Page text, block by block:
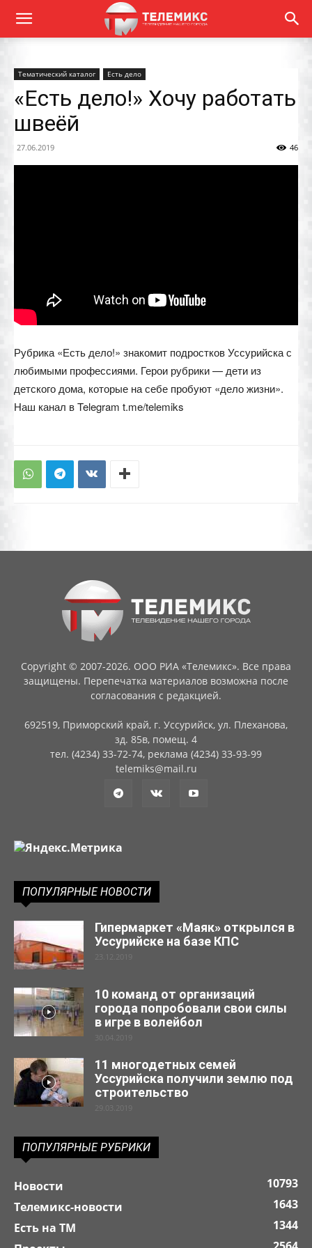
Тематический каталог Есть дело
«Есть дело!» Хочу работать
швеёй
27.06.2019 46
Рубрика «Есть дело!» знакомит подростков Уссурийска с
любимыми профессиями. Герои рубрики — дети из
детского дома, которые на себе пробуют «дело жизни».
Наш канал в Telegram t.me/telemiks
Copyright © 2007-2026. ООО РИА «Телемикс». Все права
защищены. Перепечатка материалов возможна после
согласования с редакцией.
692519, Приморский край, г. Уссурийск, ул. Плеханова,
зд. 85в, помещ. 4
тел. (4234) 33-72-74, реклама (4234) 33-93-99
telemiks@mail.ru
ПОПУЛЯРНЫЕ НОВОСТИ
Гипермаркет «Маяк» открылся в
Уссурийске на базе КПС
23.12.2019
10 команд от организаций
города попробовали свои силы
в игре в волейбол
30.04.2019
11 многодетных семей
Уссурийска получили землю под
строительство
29.03.2019
ПОПУЛЯРНЫЕ РУБРИКИ
Новости
10793
Телемикс-новости
1643
Есть на ТМ
1344